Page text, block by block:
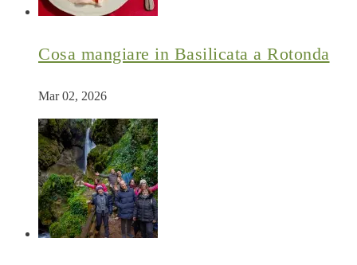
Cosa mangiare in Basilicata a Rotonda
Mar 02, 2026